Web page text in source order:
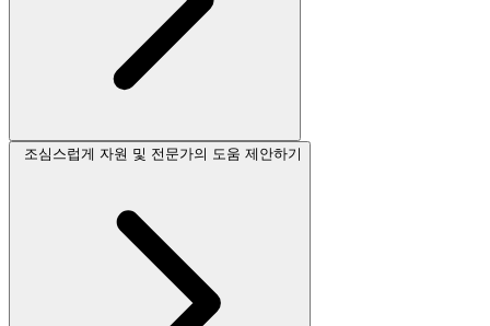
조심스럽게 자원 및 전문가의 도움 제안하기